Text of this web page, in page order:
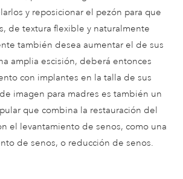
y reposicionar el pezón para que
de textura flexible y naturalmente
también desea aumentar el de sus
amplia escisión, deberá entonces
con implantes en la talla de sus
imagen para madres es también un
que combina la restauración del
el levantamiento de senos, como una
de senos, o reducción de senos.